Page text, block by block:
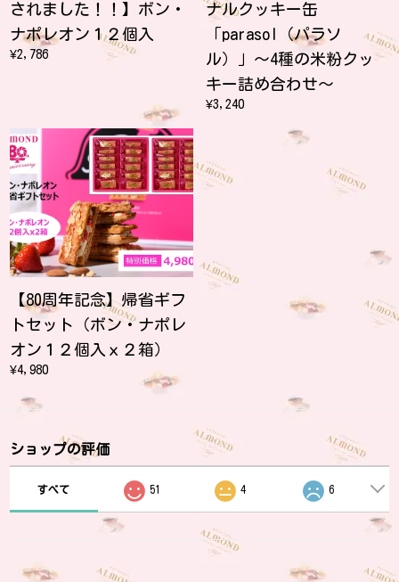
されました！！】ボン・
ナポレオン１２個入
¥2,786
ナルクッキー缶
「parasol（パラソ
ル）」～4種の米粉クッ
キー詰め合わせ～
¥3,240
【80周年記念】帰省ギフ
トセット（ボン・ナポレ
オン１２個入ｘ２箱）
¥4,980
ショップの評価
すべて 51 4 6